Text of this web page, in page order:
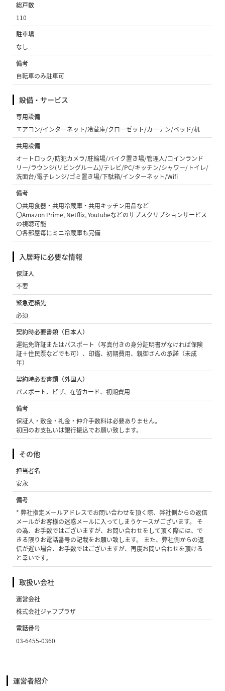
総戸数
110
駐車場
なし
備考
自転車のみ駐車可
設備・サービス
専用設備
エアコン/インターネット/冷蔵庫/クローゼット/カーテン/ベッド/机
共用設備
オートロック/防犯カメラ/駐輪場/バイク置き場/管理人/コインランド
リー/ラウンジ(リビングルーム)/テレビ/PC/キッチン/シャワー/トイレ/
洗面台/電子レンジ/ゴミ置き場/下駄箱/インターネット/Wifi
備考
〇共用食器・共用冷蔵庫・共用キッチン用品など
〇Amazon Prime, Netflix, Youtubeなどのサブスクリプションサービス
の視聴可能
〇各部屋毎にミニ冷蔵庫も完備
入居時に必要な情報
保証人
不要
緊急連絡先
必須
契約時必要書類（日本人）
運転免許証またはパスポート（写真付きの身分証明書がなければ保険
証＋住民票などでも可）、印鑑、初期費用、親御さんの承諾（未成
年）
契約時必要書類（外国人）
パスポート、ビザ、在留カード、初期費用
備考
保証人・敷金・礼金・仲介手数料は必要ありません。
初回のお支払いは銀行振込でお願い致します。
その他
担当者名
安永
備考
* 弊社指定メールアドレスでお問い合わせを頂く際、弊社側からの返信
メールがお客様の迷惑メールに入ってしまうケースがございます。 そ
の為、お手数ではございますが、お問い合わせをして頂く際には、で
きる限りお電話番号の記載をお願い致します。 また、弊社側からの返
信が遅い場合、お手数ではございますが、再度お問い合わせを頂ける
と幸いです。
取扱い会社
運営会社
株式会社ジャフプラザ
電話番号
03-6455-0360
運営者紹介